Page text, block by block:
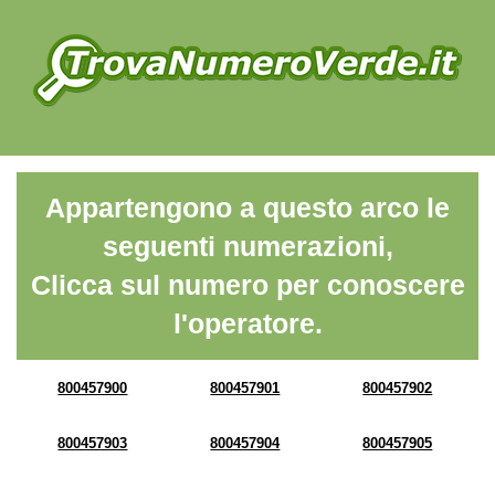
Appartengono a questo arco le
seguenti numerazioni,
Clicca sul numero per conoscere
l'operatore.
800457900 800457901 800457902
800457903 800457904 800457905